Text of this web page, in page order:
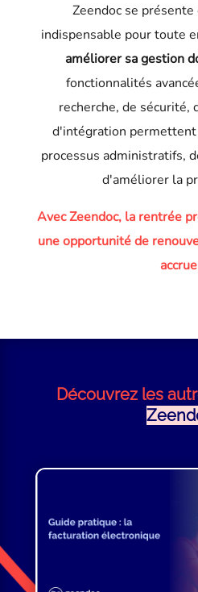
Zeendoc se
indispensable pour toute
améliorer sa gestion
fonctionnalités
recherche, de sécurité,
d'intégration
processus administratifs,
d'améliorer la
Avec Zeendoc, la rentrée
une opportunité de
Découvrez les